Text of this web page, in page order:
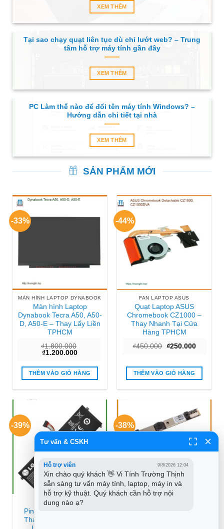
XEM THÊM
Tại sao chạy quạt liên tục dù chỉ lướt web? – Trung
tâm hỗ trợ máy tính gần đây
XEM THÊM
PC Làm thế nào để đổi tên máy tính Windows? –
Hướng dẫn chi tiết tại nhà
XEM THÊM
SẢN PHẨM MỚI
-33%
MÀN HÌNH LAPTOP DYNABOOK
Màn hình Laptop
Dynabook Tecra A50, A50-
D, A50-E – Thay Lấy Liền
TPHCM
₫1.800.000
Giá
là:
₫1.800.000.
₫1.200.000Giá
tại
là:
₫1.200.000.
THÊM VÀO GIỎ HÀNG
-44%
FAN LAPTOP ASUS
Quạt Laptop ASUS
Chromebook CZ1000 –
Thay Nhanh Tại Cửa
Hàng TPHCM
₫450.000 Giá
₫450.000.
₫250.000Giá
là:
THÊM VÀO GIỎ HÀNG
-39%
PIN LAPTOP LG
Pin Laptop LG Gram –
Thay Mới Chính Hãng,
-38%
Tư vấn & CSKH
Hỗ trợ viên 9/8/2026 12:04
Xin chào quý khách 👋 Vi Tính Trường Thịnh
sẵn sàng tư vấn máy tính, laptop, máy in và
hỗ trợ kỹ thuật. Quý khách cần hỗ trợ nội
dung nào ạ?